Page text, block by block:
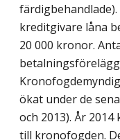
kreditgivare låna
20 000 kronor.
ökat under de
och 2013). År
till kronofogden.